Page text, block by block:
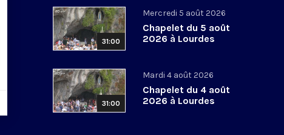
31:00
Mercredi 5 août 2026
Chapelet du 5 août
2026 à Lourdes
31:00
Mardi 4 août 2026
Chapelet du 4 août
2026 à Lourdes